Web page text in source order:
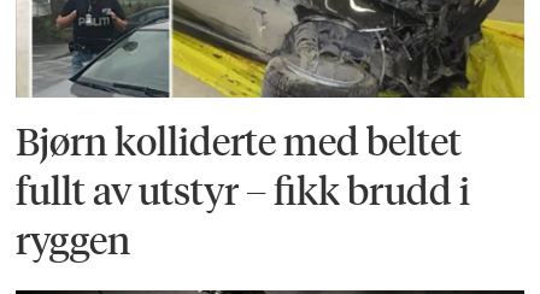
Bjørn kolliderte med beltet
fullt av utstyr – fikk brudd i
ryggen